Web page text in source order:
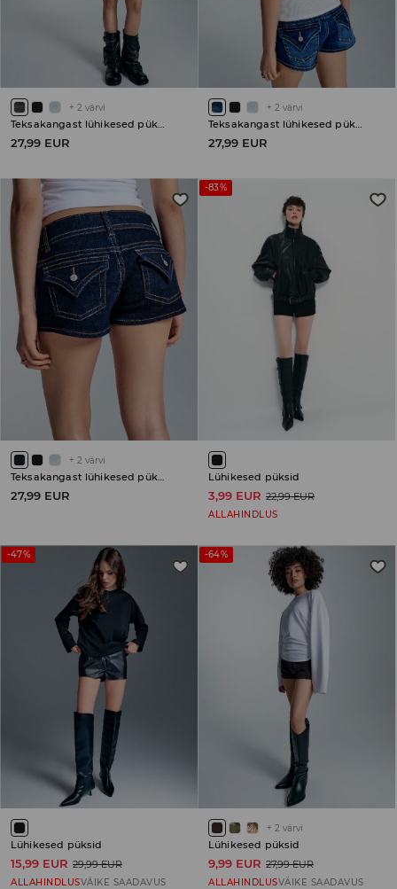
+ 2 värvi
27,99 EUR
+ 2 värvi
27,99 EUR
+ 2 värvi
Teksakangast lühikesed püksid
27,99 EUR
-83%
Lühikesed püksid
3,99 EUR 22,99 EUR
ALLAHINDLUS
-47%
Lühikesed püksid
15,99 EUR 29,99 EUR
ALLAHINDLUSVÄIKE SAADAVUS
-64%
+ 2 värvi
Lühikesed püksid
9,99 EUR 27,99 EUR
ALLAHINDLUSVÄIKE SAADAVUS